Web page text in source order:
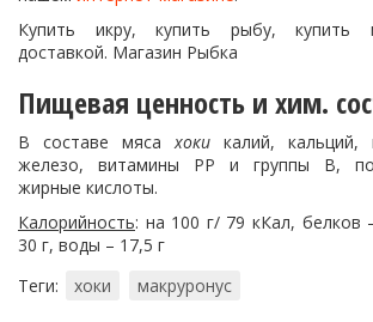
Купить икру, купить рыбу, купить
доставкой. Магазин Рыбка
Пищевая ценность и хим.
В составе мясахоки калий,
железо, витамины РР и группы В,
жирные кислоты.
Калорийность: на 100 г/ 79 кКал, белков
30 г, воды – 17,5 г
Теги:
хоки макруронус